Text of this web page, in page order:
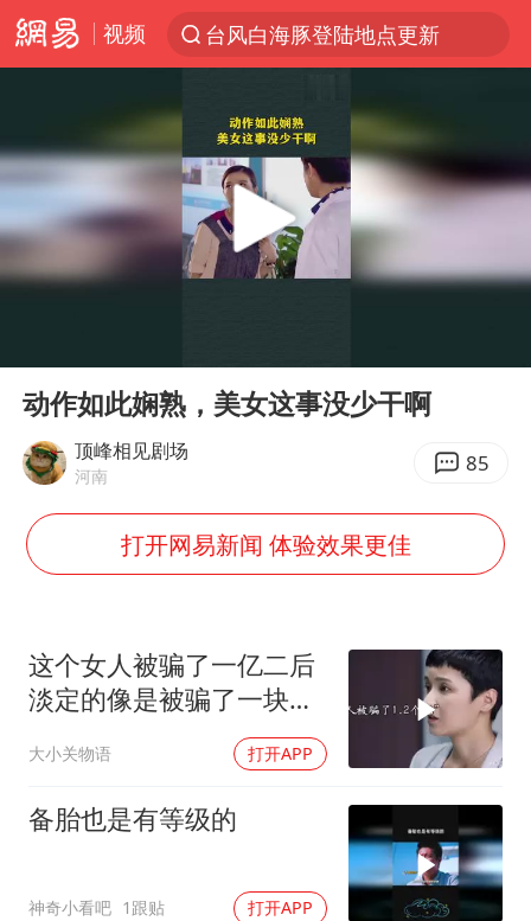
视频
台风白海豚登陆地点更新
台风白海豚进入48小时警戒线
台风白海豚影响中国已成定局
宇树科技发行价格150.80元/股
吉林一“温度计大楼”读数爆表
我国编制完成新版全月地质图
外交部发言人就广岛核爆81周年等答记者问
中国“五箭齐发”反制美国
首次证实！“胶球”存在
东方甄选被判赔偿江小白30万元
奋进开新局 实干挑大梁
Play
动作如此娴熟，美女这事没少干啊
顶峰相见剧场
河南 85
打开网易新闻 体验效果更佳
这个女人被骗了一亿二后
淡定的像是被骗了一块二
大小关物语 打开APP
备胎也是有等级的
神奇小看吧 1跟贴 打开APP